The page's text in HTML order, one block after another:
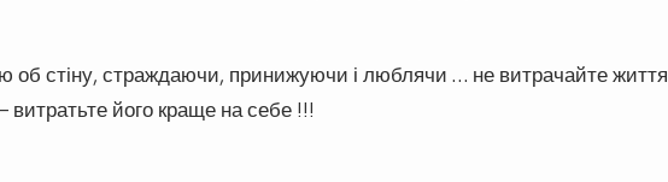
об стіну, страждаючи, принижуючи і люблячи … не витрачайте життя
витратьте його краще на себе !!!